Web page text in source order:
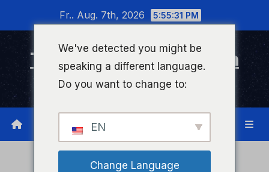
wechseln
Fr.. Aug. 7th, 2026 5:55:31 PM
Timeline Bad Kreuznach
Infonetzwerk für Bad Kreuznach
We've detected you might be
speaking a different language.
Do you want to change to:
EN
Change Language